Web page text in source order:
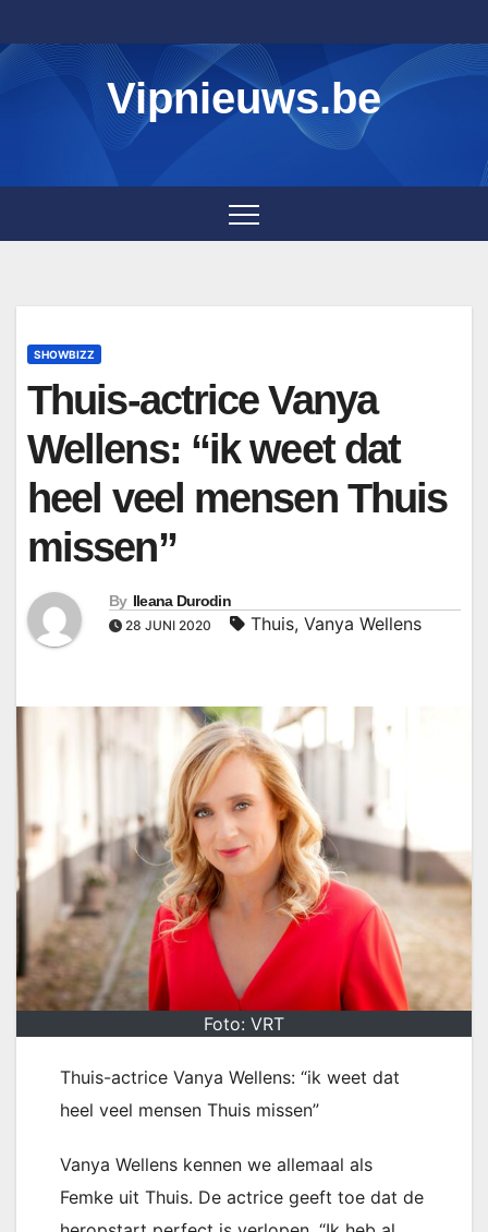
to
content
Vipnieuws.be
SHOWBIZZ
Thuis-actrice Vanya
Wellens: “ik weet dat
heel veel mensen Thuis
missen”
By Ileana Durodin
28 JUNI 2020 Thuis, Vanya Wellens
Foto: VRT
Thuis-actrice Vanya Wellens: “ik weet dat
heel veel mensen Thuis missen”
Vanya Wellens kennen we allemaal als
Femke uit Thuis. De actrice geeft toe dat de